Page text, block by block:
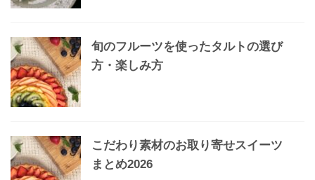
旬のフルーツを使ったタルトの選び
方・楽しみ方
こだわり素材のお取り寄せスイーツ
まとめ2026